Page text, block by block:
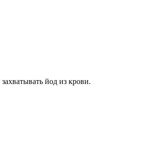
йод из крови.